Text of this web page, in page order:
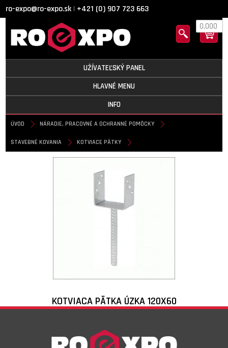
ro-expo@ro-expo.sk | +421 (0) 907 723 663
0,000
UŽÍVATEĽSKÝ PANEL
HLAVNÉ MENU
INFO
ÚVOD NÁRADIE, PRACOVNÉ A OCHRANNÉ POMÔCKY
STAVEBNÉ KOVANIA KOTVIACE PÄTKY
KOTVIACA PÄTKA ÚZKA 120X60
Skladové číslo:
Objednávkový kód: